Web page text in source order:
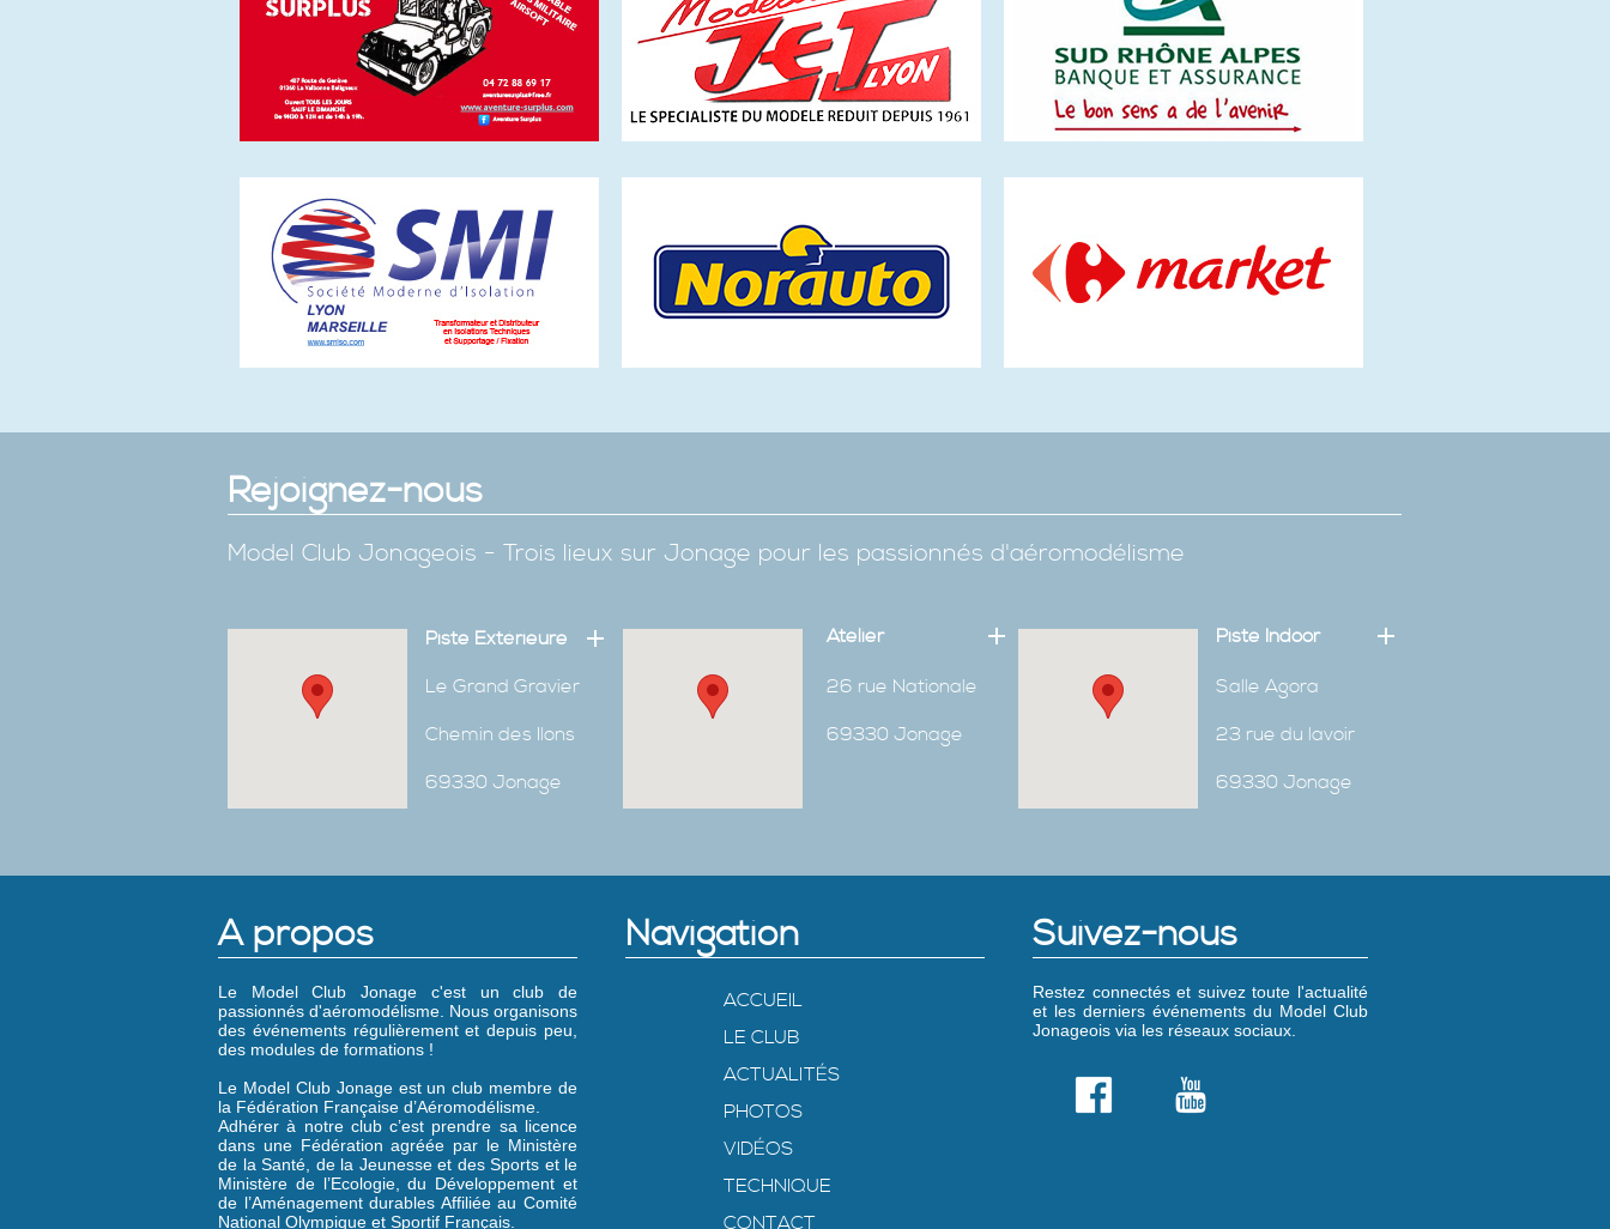
Rejoignez-nous
Model Club Jonageois - Trois lieux sur Jonage pour les passionnés d'aéromodélisme
Piste Extérieure
Le Grand Gravier
Chemin des Ilons
69330 Jonage
Atelier
26 rue Nationale
69330 Jonage
Piste Indoor
Salle Agora
23 rue du lavoir
69330 Jonage
A propos
Le Model Club Jonage c'est un club de
passionnés d'aéromodélisme. Nous organisons
des événements régulièrement et depuis peu,
des modules de formations !
Le Model Club Jonage est un club membre de
la Fédération Française d’Aéromodélisme.
Adhérer à notre club c’est prendre sa licence
dans une Fédération agréée par le Ministère
de la Santé, de la Jeunesse et des Sports et le
Ministère de l’Ecologie, du Développement et
de l’Aménagement durables Affiliée au Comité
National Olympique et Sportif Français.
Navigation
ACCUEIL
LE CLUB
ACTUALITÉS
PHOTOS
VIDÉOS
TECHNIQUE
CONTACT
Suivez-nous
Restez connectés et suivez toute l'actualité
et les derniers événements du Model Club
Jonageois via les réseaux sociaux.